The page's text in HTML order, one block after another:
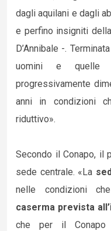
dagli aquilani e dagli
e perfino insigniti
D’Annibale -.
uomini e quelle
progressivamente
anni in condizioni
riduttivo».
Secondo il Conapo, il
sede centrale. «La
nelle condizioni
caserma prevista
che per il Conapo